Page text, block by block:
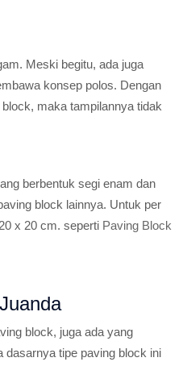
Meski begitu, ada juga
konsep polos. Dengan
maka tampilannya tidak
berbentuk segi enam dan
block lainnya. Untuk per
x 20 cm. seperti Paving Block
block, juga ada yang
dasarnya tipe paving block ini